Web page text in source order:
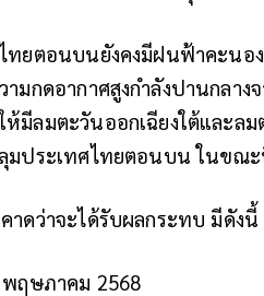
ทยตอนบนยังคงมีฝนฟ้าคะนอ
ามกดอากาศสูงกำลังปานกลา
ห้มีลมตะวันออกเฉียงใต้และล
มประเทศไทยตอนบน ในขณ
าดว่าจะได้รับผลกระทบ มีดังนี้
ฤษภาคม 2568